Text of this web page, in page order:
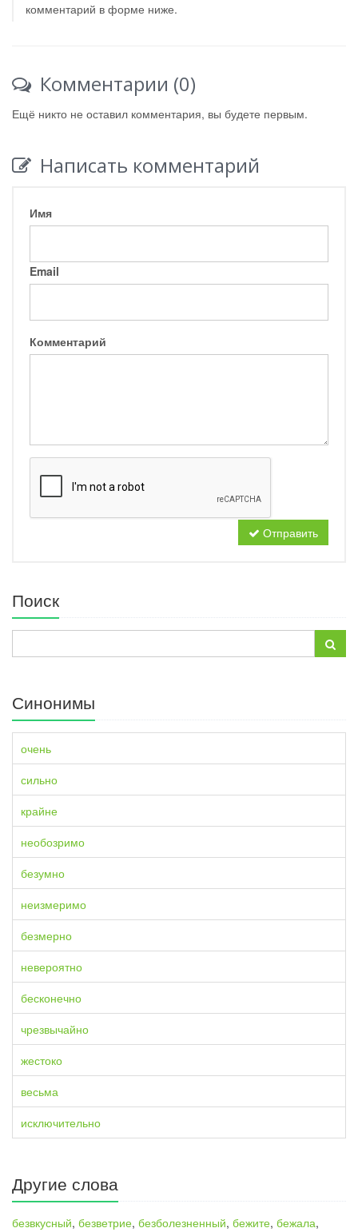
комментарий в форме ниже.
Комментарии (0)
Ещё никто не оставил комментария, вы будете первым.
Написать комментарий
Имя
Email
Комментарий
Отправить
Поиск
Синонимы
очень
сильно
крайне
необозримо
безумно
неизмеримо
безмерно
невероятно
бесконечно
чрезвычайно
жестоко
весьма
исключительно
Другие слова
безвкусный, безветрие, безболезненный, бежите, бежала,